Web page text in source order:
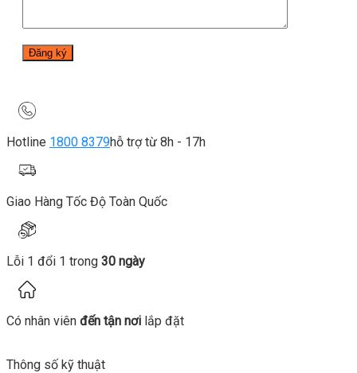
Hotline 1800 8379hỗ trợ từ 8h - 17h
Giao Hàng Tốc Độ Toàn Quốc
Lỗi 1 đổi 1 trong 30 ngày
Có nhân viên đến tận nơi lắp đặt
Thông số kỹ thuật